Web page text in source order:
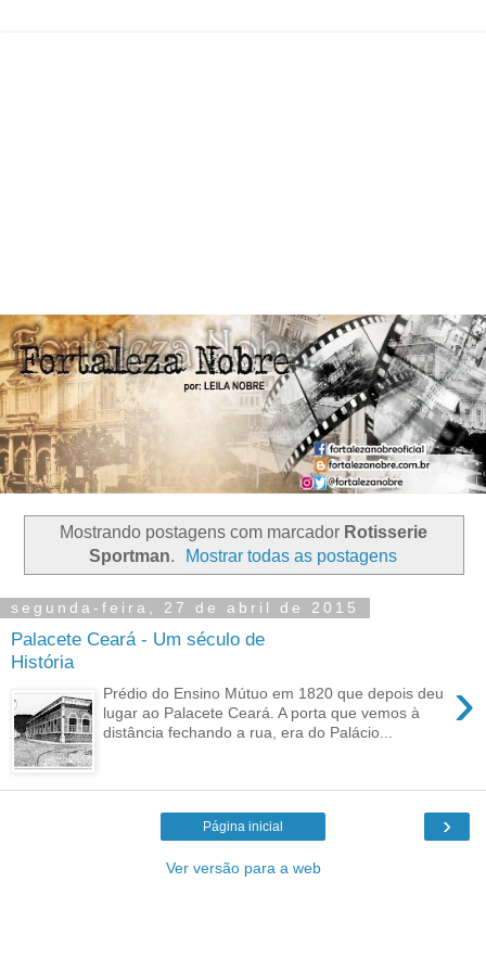
Mostrando postagens com marcador Rotisserie
Sportman. Mostrar todas as postagens
segunda-feira, 27 de abril de 2015
Palacete Ceará - Um século de
História
›
Prédio do Ensino Mútuo em 1820 que depois deu
lugar ao Palacete Ceará. A porta que vemos à
distância fechando a rua, era do Palácio...
›
Página inicial
Ver versão para a web